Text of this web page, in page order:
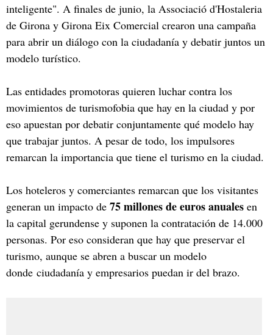
inteligente". A finales de junio, la Associació d'Hostaleria
de Girona y Girona Eix Comercial crearon una campaña
para abrir un diálogo con la ciudadanía y debatir juntos un
modelo turístico.
Las entidades promotoras quieren luchar contra los
movimientos de turismofobia que hay en la ciudad y por
eso apuestan por debatir conjuntamente qué modelo hay
que trabajar juntos. A pesar de todo, los impulsores
remarcan la importancia que tiene el turismo en la ciudad.
Los hoteleros y comerciantes remarcan que los visitantes
generan un impacto de 75 millones de euros anuales en
la capital gerundense y suponen la contratación de 14.000
personas. Por eso consideran que hay que preservar el
turismo, aunque se abren a buscar un modelo
donde ciudadanía y empresarios puedan ir del brazo.